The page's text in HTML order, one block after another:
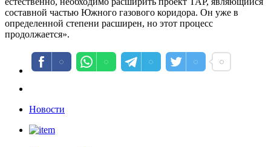
составной частью Южного газового коридора. Он уже в
определенной степени расширен, но этот процесс
продолжается».
Новости